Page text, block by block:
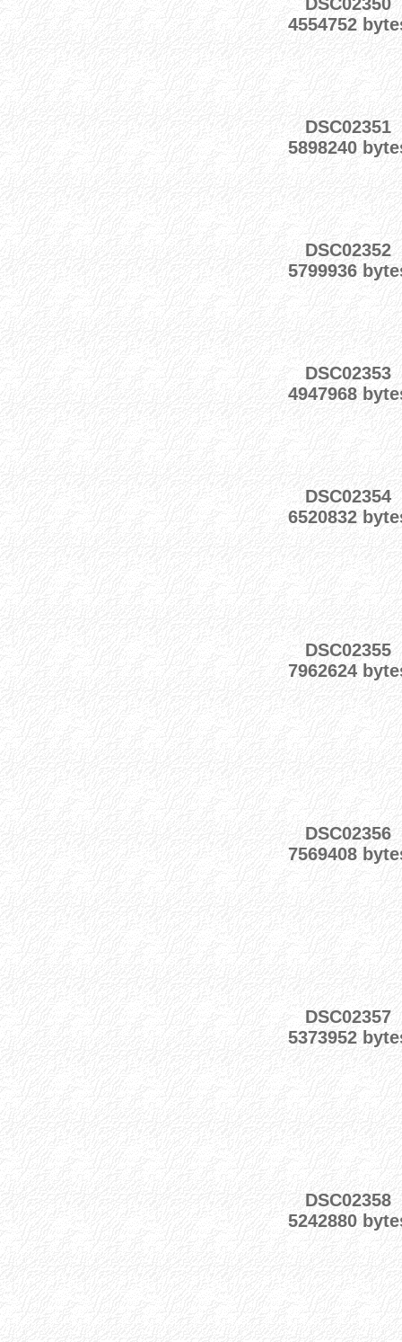
4554752
DSC02351
5898240
DSC02352
5799936
DSC02353
4947968
DSC02354
6520832
DSC02355
7962624
DSC02356
7569408
DSC02357
5373952
DSC02358
5242880